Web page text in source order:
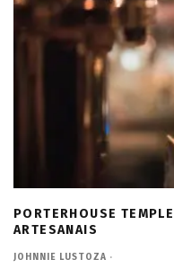
PORTERHOUSE
ARTESANAIS
JOHNNIE LUSTOZA ·